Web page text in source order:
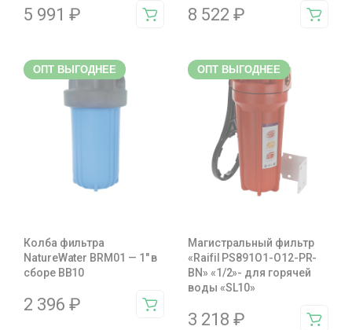
5 991 ₽ 8 522 ₽
ОПТ ВЫГОДНЕЕ
Колба фильтра
NatureWater BRM01 — 1″ в
сборе BB10
2 396 ₽
ОПТ ВЫГОДНЕЕ
Магистральный фильтр
«Raifil PS891O1-O12-PR-
BN» «1/2»- для горячей
воды «SL10»
3 218 ₽